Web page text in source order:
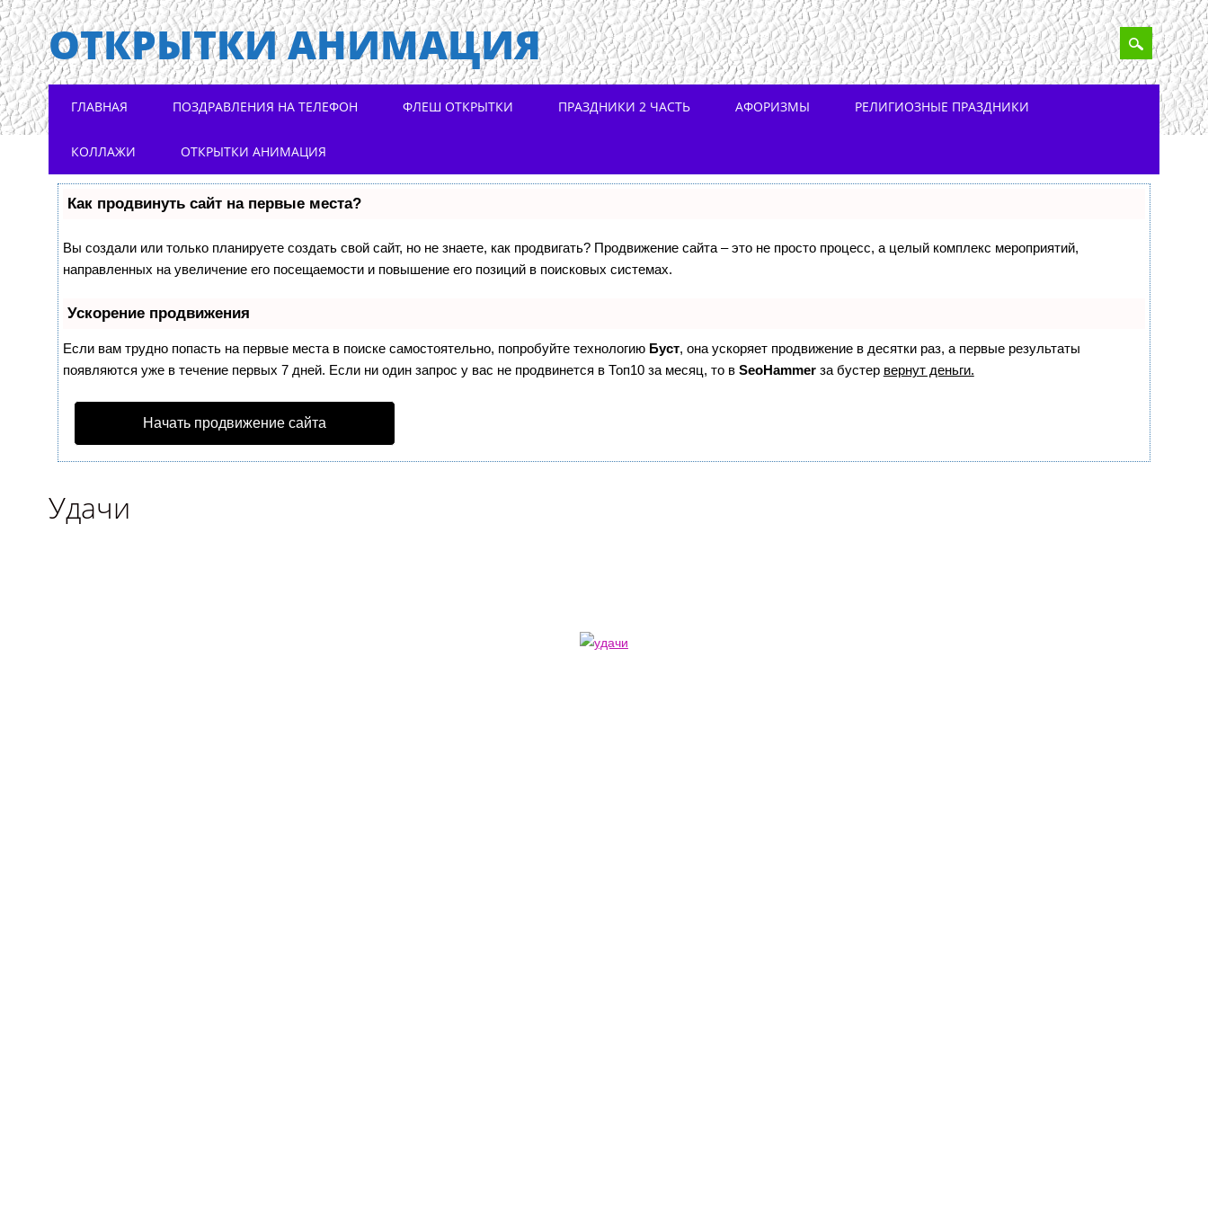
ОТКРЫТКИ АНИМАЦИЯ
Main menu
Skip to content
ГЛАВНАЯ ПОЗДРАВЛЕНИЯ НА ТЕЛЕФОН ФЛЕШ ОТКРЫТКИ ПРАЗДНИКИ 2 ЧАСТЬ АФОРИЗМЫ РЕЛИГИОЗНЫЕ ПРАЗДНИКИ
КОЛЛАЖИ ОТКРЫТКИ АНИМАЦИЯ
Как продвинуть сайт на первые места?
Вы создали или только планируете создать свой сайт, но не знаете, как продвигать? Продвижение сайта – это не просто процесс, а целый комплекс мероприятий,
направленных на увеличение его посещаемости и повышение его позиций в поисковых системах.
Ускорение продвижения
Если вам трудно попасть на первые места в поиске самостоятельно, попробуйте технологию Буст, она ускоряет продвижение в десятки раз, а первые результаты
появляются уже в течение первых 7 дней. Если ни один запрос у вас не продвинется в Топ10 за месяц, то в SeoHammerза бустер вернут деньги.
Начать продвижение сайта
Удачи